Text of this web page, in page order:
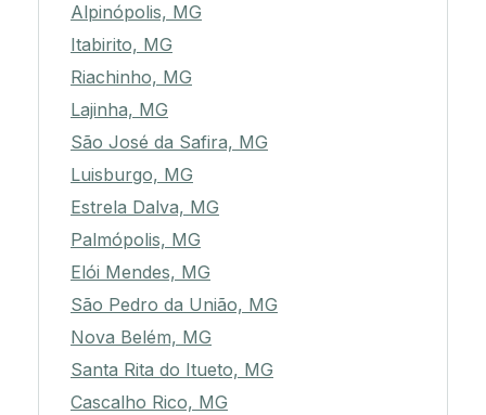
Alpinópolis, MG
Itabirito, MG
Riachinho, MG
Lajinha, MG
São José da Safira, MG
Luisburgo, MG
Estrela Dalva, MG
Palmópolis, MG
Elói Mendes, MG
São Pedro da União, MG
Nova Belém, MG
Santa Rita do Itueto, MG
Cascalho Rico, MG